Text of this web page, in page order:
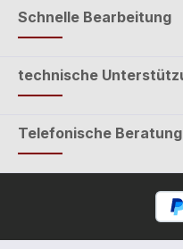
Schnelle Bearbeitung
technische
Telefonische Beratung